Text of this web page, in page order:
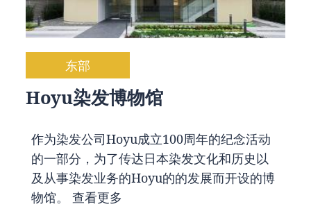
东部
Hoyu染发博物馆
作为染发公司Hoyu成立100周年的纪念活动
的一部分，为了传达日本染发文化和历史以
及从事染发业务的Hoyu的的发展而开设的博
物馆。 查看更多